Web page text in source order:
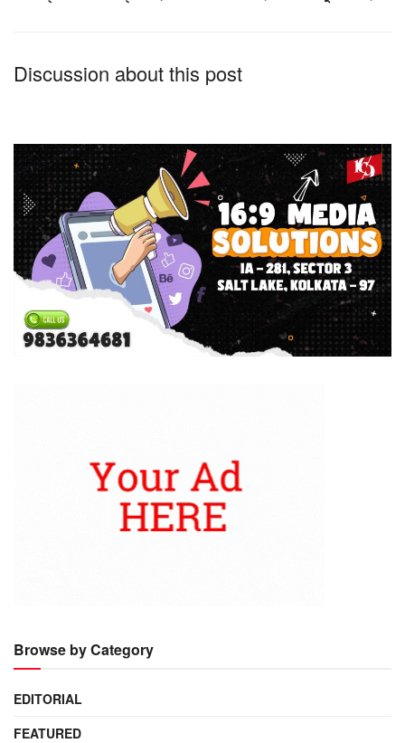
Discussion about this post
Browse by Category
EDITORIAL
FEATURED